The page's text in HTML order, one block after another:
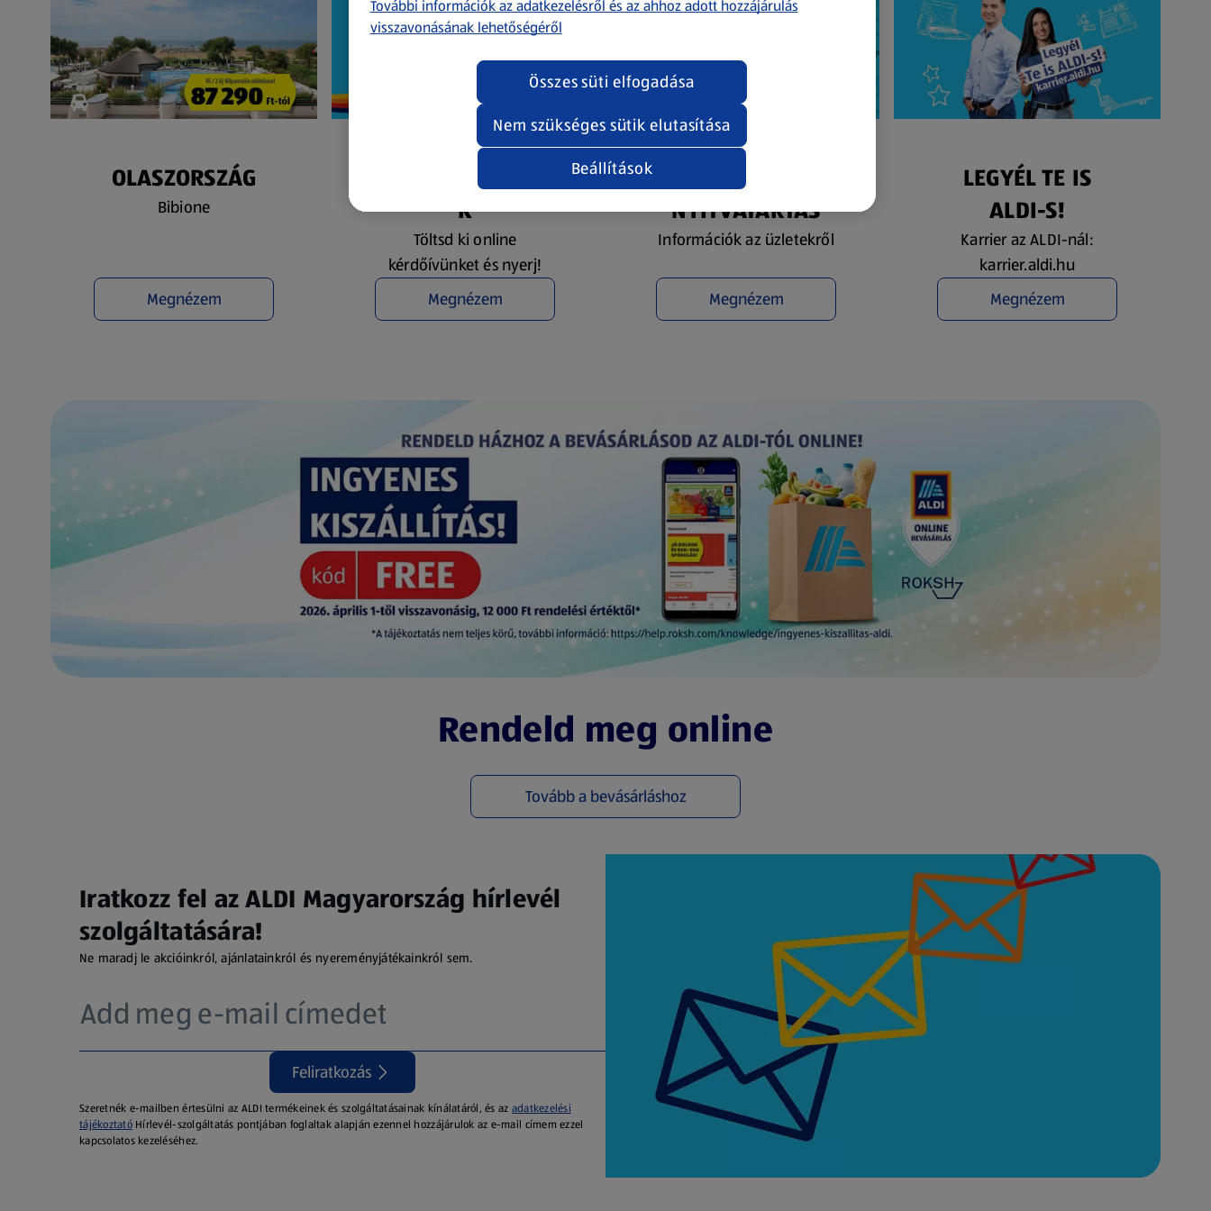
OLASZORSZÁG
Bibione
Megnézem
NYEREMÉNYJÁTÉ
K
Töltsd ki online
kérdőívünket és nyerj!
Megnézem
ÜZLETKERESŐ ÉS
NYITVATARTÁS
Információk az üzletekről
Megnézem
LEGYÉL TE IS
ALDI-S!
Karrier az ALDI-nál:
karrier.aldi.hu
Megnézem
(új oldalon nyílik meg)
Rendeld meg online
Tovább a bevásárláshoz
(új oldalon nyílik meg)
Iratkozz fel az ALDI Magyarország hírlevél
szolgáltatására!
Ne maradj le akcióinkról, ajánlatainkról és nyereményjátékainkról sem.
Feliratkozás
Szeretnék e-mailben értesülni az ALDI termékeinek és szolgáltatásainak kínálatáról, és az adatkezelési
tájékoztatóHírlevél-szolgáltatás pontjában foglaltak alapján ezennel hozzájárulok az e-mail címem ezzel
kapcsolatos kezeléséhez.
További információk az adatkezelésről és az ahhoz adott hozzájárulás
visszavonásának lehetőségéről
Beállítások
Nem szükséges sütik elutasítása
Összes süti elfogadása